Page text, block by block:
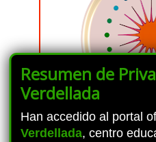
Resumen de
Verdellada
Han accedido al portal
Verdellada, centro